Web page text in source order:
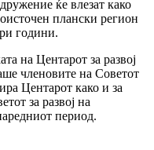
ќе влезат како
плански регион
години.
на Центарот за развој
членовите на Советот
Центарот како и за
за развој на
период.